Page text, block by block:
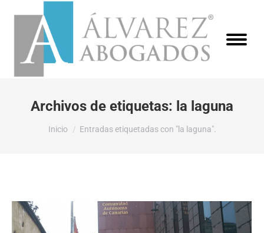
Archivos de etiquetas: la laguna
Estás aquí:
Inicio Entradas etiquetadas con "la laguna".